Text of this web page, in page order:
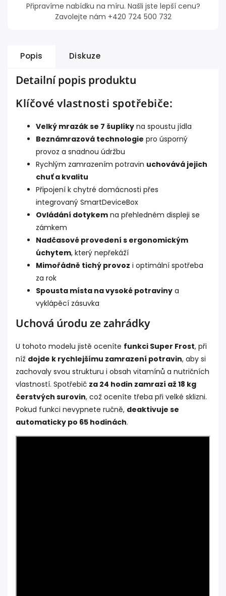
Připravíme nabídku na míru. Našli jste lepší cenu?
Zavolejte nám +420 724 500 732
Popis Diskuze
Detailní popis produktu
Klíčové vlastnosti spotřebiče:
Velký mrazák se 7 šuplíky na spoustu jídla
Beznámrazová technologie pro úsporný
provoz a snadnou údržbu
Rychlým zamrazením potravin uchovává jejich
chuť a kvalitu
Připojení k chytré domácnosti přes
integrovaný SmartDeviceBox
Ovládání dotykem na přehledném displeji se
zámkem
Nadčasové provedení s ergonomickým
úchytem, který nepřekáží
Mimořádně tichý provoz i optimální spotřeba
za rok
Spousta místa na vysoké potraviny a
vyklápěcí zásuvka
Uchová úrodu ze zahrádky
U tohoto modelu jistě oceníte funkci Super Frost, při
níž dojde k rychlejšímu zamrazení potravin, aby si
zachovaly svou strukturu i obsah vitamínů a nutričních
vlastností. Spotřebič za 24 hodin zamrazí až 18 kg
čerstvých surovin, což oceníte třeba při velké sklizni.
Pokud funkci nevypnete ručně, deaktivuje se
automaticky po 65 hodinách.